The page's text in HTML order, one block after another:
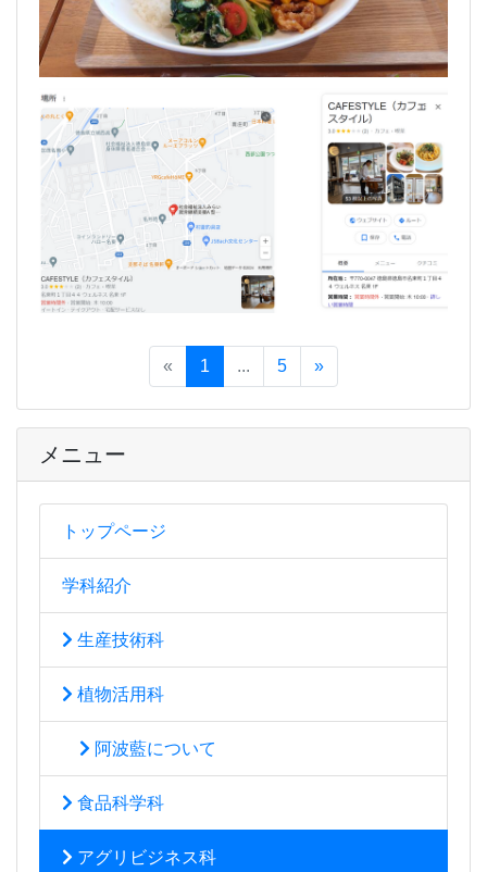
メニュー
トップページ
学科紹介
生産技術科
植物活用科
阿波藍について
食品科学科
アグリビジネス科
« 1 ... 5 »